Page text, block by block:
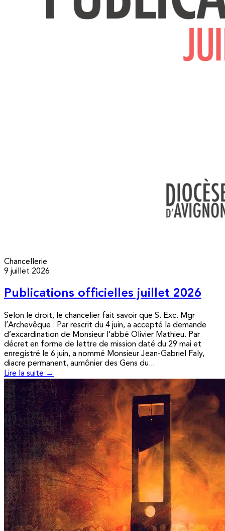
Chancellerie
9 juillet 2026
Publications officielles juillet 2026
Selon le droit, le chancelier fait savoir que S. Exc. Mgr
l’Archevêque : Par rescrit du 4 juin, a accepté la demande
d’excardination de Monsieur l’abbé Olivier Mathieu. Par
décret en forme de lettre de mission daté du 29 mai et
enregistré le 6 juin, a nommé Monsieur Jean-Gabriel Faly,
diacre permanent, aumônier des Gens du...
Lire la suite →